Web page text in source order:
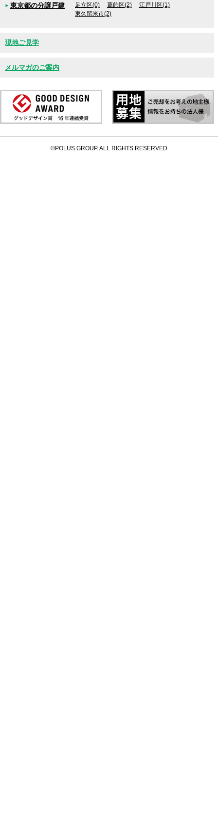
東京都の分譲戸建 足立区(0) 葛飾区(2)
江戸川区(1)
東久留米市(2)
現地ご見学
メルマガのご案内
©POLUS GROUP. ALL RIGHTS RESERVED